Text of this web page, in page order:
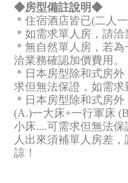
◆房型備註說明◆
＊住宿酒店皆已(二人
＊如需求單人房，請洽
＊無自然單人房，若
洽業務確認加價費用。
＊日本房型除和式房
求但無法保證，如需求
＊日本房型除和式房
(A.)一大床+一行軍床
小床....可需求但無法
人出來須補單人房差
諒！